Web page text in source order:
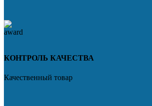
КОНТРОЛЬ КАЧЕСТВА
Качественный товар